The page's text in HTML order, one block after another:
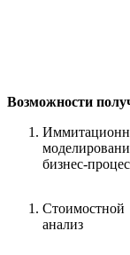
Возможности
бизнес-
Стоимостной
анализ